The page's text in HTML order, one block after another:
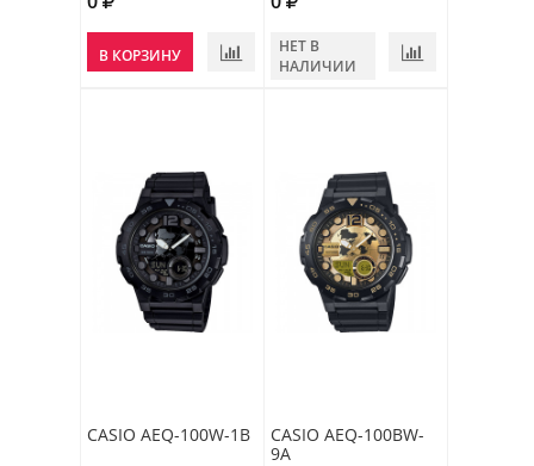
В КОРЗИНУ
НЕТ В
НАЛИЧИИ
CASIO AEQ-100W-1B
CASIO AEQ-100BW-
9A